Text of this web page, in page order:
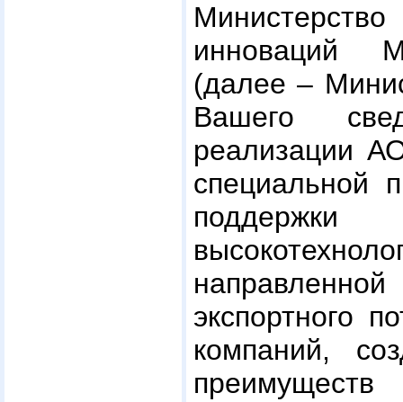
инноваций
(далее –
Вашего
реализации
специальной
экспортного
компаний,